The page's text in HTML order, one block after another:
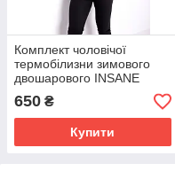
Комплект чоловічої
термобілизни зимового
двошарового INSANE
кольору розмір L
650 ₴
Купити